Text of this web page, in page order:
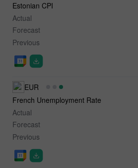
Estonian CPI
Actual
Forecast
Previous
EUR
French Unemployment Rate
Actual
Forecast
Previous